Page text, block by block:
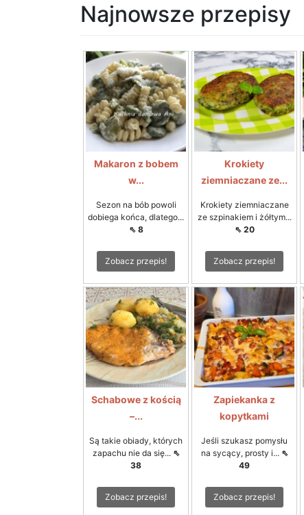
Najnowsze przepisy
Makaron z bobem
w...
Sezon na bób powoli
dobiega końca, dlatego...
⇖ 8
Zobacz przepis!
Krokiety
ziemniaczane ze...
Krokiety ziemniaczane
ze szpinakiem i żółtym...
⇖ 20
Zobacz przepis!
Schabowe z kością
–...
Są takie obiady, których
zapachu nie da się... ⇖
38
Zobacz przepis!
Zapiekanka z
kopytkami
Jeśli szukasz pomysłu
na sycący, prosty i... ⇖
49
Zobacz przepis!